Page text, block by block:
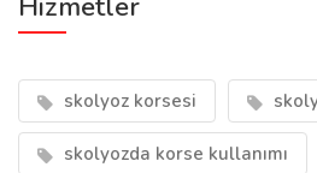
Hizmetler
skolyoz korsesi
skolyozda korse kullanımı